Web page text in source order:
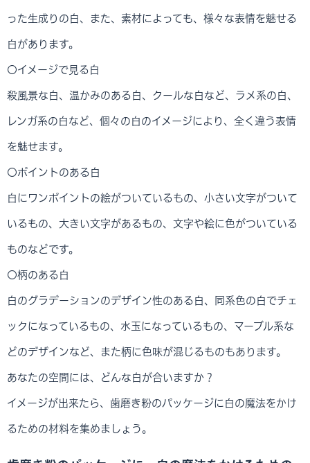
った生成りの白、また、素材によっても、様々な表情を魅せる
白があります。
〇イメージで見る白
殺風景な白、温かみのある白、クールな白など、ラメ系の白、
レンガ系の白など、個々の白のイメージにより、全く違う表情
を魅せます。
〇ポイントのある白
白にワンポイントの絵がついているもの、小さい文字がついて
いるもの、大きい文字があるもの、文字や絵に色がついている
ものなどです。
〇柄のある白
白のグラデーションのデザイン性のある白、同系色の白でチェ
ックになっているもの、水玉になっているもの、マーブル系な
どのデザインなど、また柄に色味が混じるものもあります。
あなたの空間には、どんな白が合いますか？
イメージが出来たら、歯磨き粉のパッケージに白の魔法をかけ
るための材料を集めましょう。